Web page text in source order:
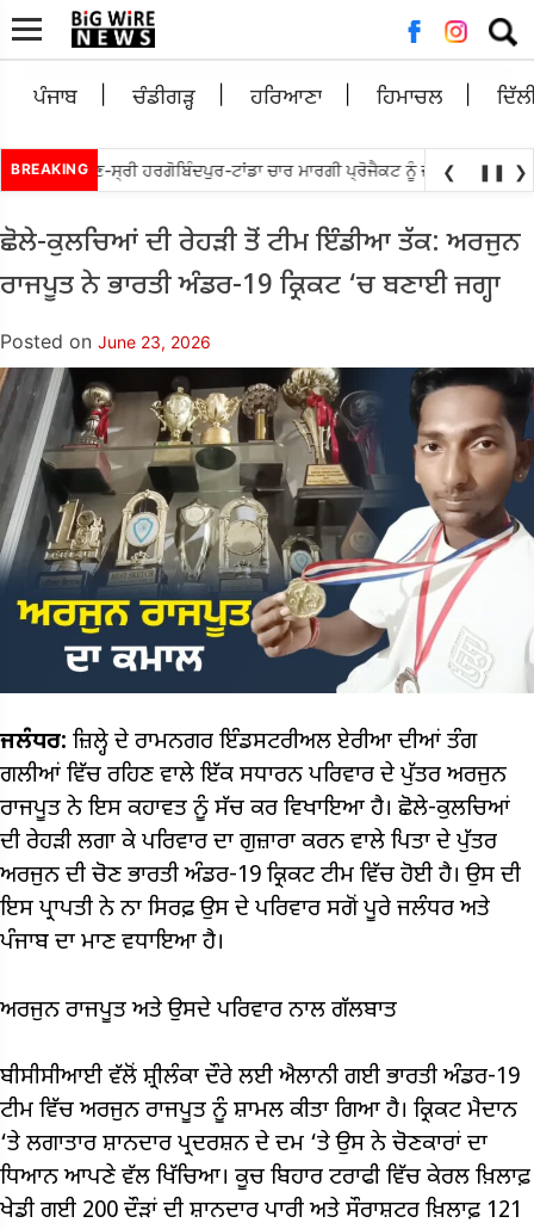
for:
ਪੰਜਾਬ ਚੰਡੀਗੜ੍ਹ ਹਰਿਆਣਾ ਹਿਮਾਚਲ
BREAKING
ਵਲੋ ਘੁਮਾਣ-ਸ੍ਰੀ ਹਰਗੋਬਿੰਦਪੁਰ-ਟਾਂਡਾ ਚਾਰ ਮਾਰਗੀ ਪ੍ਰੋਜੈਕਟ ਨੂੰ ਜਲਦ ਮੁੜ ਅਲਾਟ ਕਰਨ
❮ ❚❚ ❯
ਛੋਲੇ-ਕੁਲਚਿਆਂ ਦੀ ਰੇਹੜੀ ਤੋਂ ਟੀਮ ਇੰਡੀਆ ਤੱਕ: ਅਰਜੁਨ
ਰਾਜਪੂਤ ਨੇ ਭਾਰਤੀ ਅੰਡਰ-19 ਕ੍ਰਿਕਟ ‘ਚ ਬਣਾਈ ਜਗ੍ਹਾ
Posted on June 23, 2026
ਜਲੰਧਰ: ਜ਼ਿਲ੍ਹੇ ਦੇ ਰਾਮਨਗਰ ਇੰਡਸਟਰੀਅਲ ਏਰੀਆ ਦੀਆਂ ਤੰਗ
ਗਲੀਆਂ ਵਿੱਚ ਰਹਿਣ ਵਾਲੇ ਇੱਕ ਸਧਾਰਨ ਪਰਿਵਾਰ ਦੇ ਪੁੱਤਰ ਅਰਜੁਨ
ਰਾਜਪੂਤ ਨੇ ਇਸ ਕਹਾਵਤ ਨੂੰ ਸੱਚ ਕਰ ਵਿਖਾਇਆ ਹੈ। ਛੋਲੇ-ਕੁਲਚਿਆਂ
ਦੀ ਰੇਹੜੀ ਲਗਾ ਕੇ ਪਰਿਵਾਰ ਦਾ ਗੁਜ਼ਾਰਾ ਕਰਨ ਵਾਲੇ ਪਿਤਾ ਦੇ ਪੁੱਤਰ
ਅਰਜੁਨ ਦੀ ਚੋਣ ਭਾਰਤੀ ਅੰਡਰ-19 ਕ੍ਰਿਕਟ ਟੀਮ ਵਿੱਚ ਹੋਈ ਹੈ। ਉਸ ਦੀ
ਇਸ ਪ੍ਰਾਪਤੀ ਨੇ ਨਾ ਸਿਰਫ਼ ਉਸ ਦੇ ਪਰਿਵਾਰ ਸਗੋਂ ਪੂਰੇ ਜਲੰਧਰ ਅਤੇ
ਪੰਜਾਬ ਦਾ ਮਾਣ ਵਧਾਇਆ ਹੈ।
ਅਰਜੁਨ ਰਾਜਪੂਤ ਅਤੇ ਉਸਦੇ ਪਰਿਵਾਰ ਨਾਲ ਗੱਲਬਾਤ
ਬੀਸੀਸੀਆਈ ਵੱਲੋਂ ਸ਼੍ਰੀਲੰਕਾ ਦੌਰੇ ਲਈ ਐਲਾਨੀ ਗਈ ਭਾਰਤੀ ਅੰਡਰ-19
ਟੀਮ ਵਿੱਚ ਅਰਜੁਨ ਰਾਜਪੂਤ ਨੂੰ ਸ਼ਾਮਲ ਕੀਤਾ ਗਿਆ ਹੈ। ਕ੍ਰਿਕਟ ਮੈਦਾਨ
‘ਤੇ ਲਗਾਤਾਰ ਸ਼ਾਨਦਾਰ ਪ੍ਰਦਰਸ਼ਨ ਦੇ ਦਮ ‘ਤੇ ਉਸ ਨੇ ਚੋਣਕਾਰਾਂ ਦਾ
ਧਿਆਨ ਆਪਣੇ ਵੱਲ ਖਿੱਚਿਆ। ਕੂਚ ਬਿਹਾਰ ਟਰਾਫੀ ਵਿੱਚ ਕੇਰਲ ਖ਼ਿਲਾਫ਼
ਖੇਡੀ ਗਈ 200 ਦੌੜਾਂ ਦੀ ਸ਼ਾਨਦਾਰ ਪਾਰੀ ਅਤੇ ਸੌਰਾਸ਼ਟਰ ਖ਼ਿਲਾਫ਼ 121